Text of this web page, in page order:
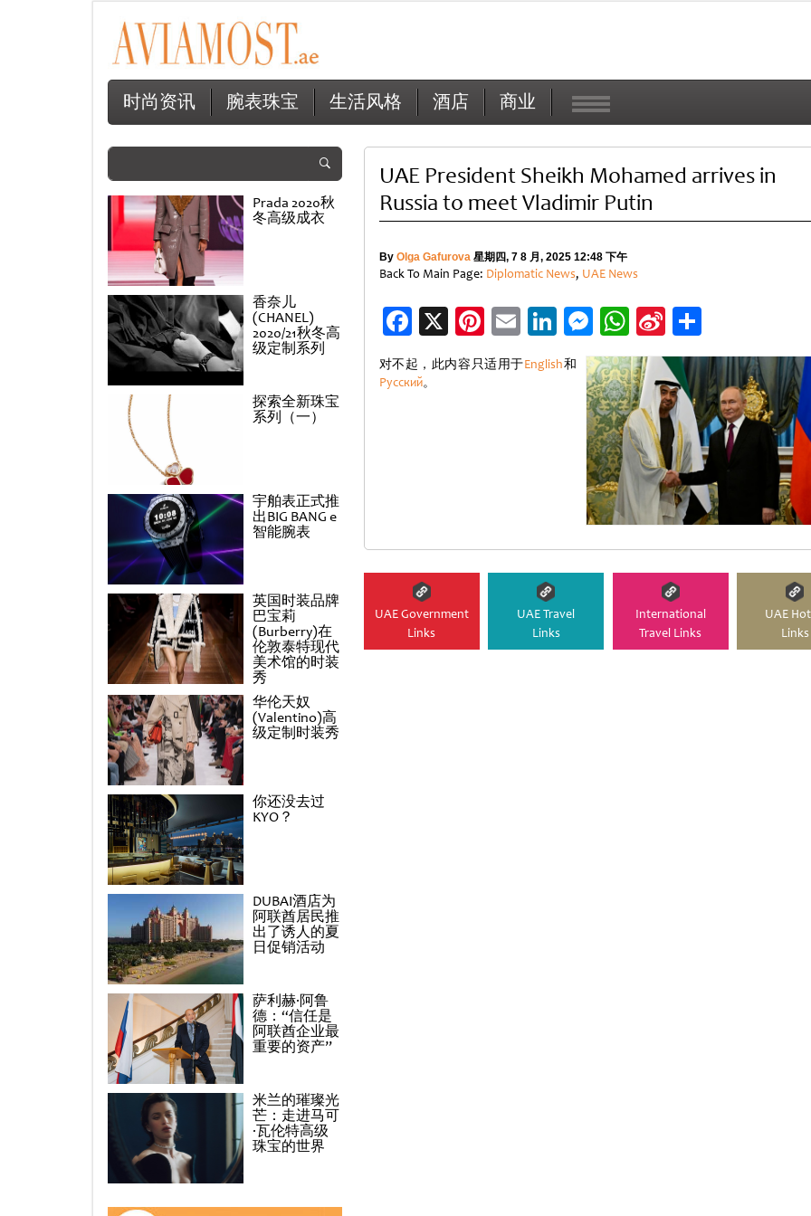
时尚资讯 腕表珠宝 生活风格 酒店 商业
Prada 2020秋
冬高级成衣
香奈儿
(CHANEL)
2020/21秋冬高
级定制系列
探索全新珠宝
系列（一）
宇舶表正式推
出BIG BANG e
智能腕表
英国时装品牌
巴宝莉
(Burberry)在
伦敦泰特现代
美术馆的时装
秀
华伦天奴
(Valentino)高
级定制时装秀
你还没去过
KYO？
DUBAI酒店为
阿联酋居民推
出了诱人的夏
日促销活动
萨利赫·阿鲁
德：“信任是
阿联酋企业最
重要的资产”
米兰的璀璨光
芒：走进马可
·瓦伦特高级
珠宝的世界
UAE President Sheikh Mohamed arrives in
Russia to meet Vladimir Putin
By Olga Gafurova星期四, 7 8 月, 2025 12:48 下午
Back To Main Page: Diplomatic News, UAE News
Facebook
X Pinterest
EmailLinkedIn
Messenger
WhatsApp
Sina
Weibo
分
享
对不起，此内容只适用于English和
Русский。
UAE Government
Links
UAE Travel
Links
International
Travel Links
UAE
Links